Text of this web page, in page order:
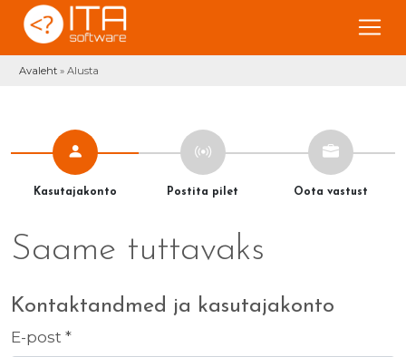
Avaleht » Alusta
Kasutajakonto Postita pilet Oota vastust
Saame tuttavaks
Kontaktandmed ja kasutajakonto
E-post *